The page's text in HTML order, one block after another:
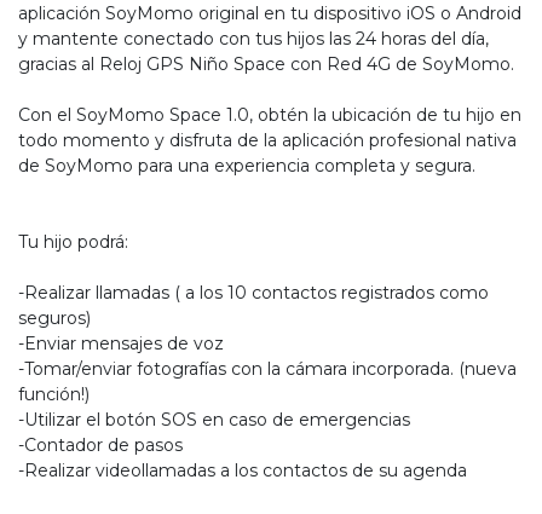
aplicación SoyMomo original en tu dispositivo iOS o Android
y mantente conectado con tus hijos las 24 horas del día,
gracias al Reloj GPS Niño Space con Red 4G de SoyMomo.
Con el SoyMomo Space 1.0, obtén la ubicación de tu hijo en
todo momento y disfruta de la aplicación profesional nativa
de SoyMomo para una experiencia completa y segura.
Tu hijo podrá:
-Realizar llamadas ( a los 10 contactos registrados como
seguros)
-Enviar mensajes de voz
-Tomar/enviar fotografías con la cámara incorporada. (nueva
función!)
-Utilizar el botón SOS en caso de emergencias
-Contador de pasos
-Realizar videollamadas a los contactos de su agenda